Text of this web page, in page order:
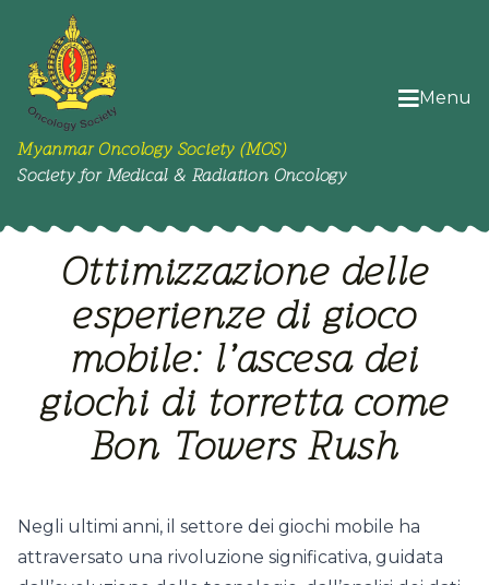
Menu
Myanmar Oncology Society (MOS)
Society for Medical & Radiation Oncology
Ottimizzazione delle
esperienze di gioco
mobile: l’ascesa dei
giochi di torretta come
Bon Towers Rush
Negli ultimi anni, il settore dei giochi mobile ha
attraversato una rivoluzione significativa, guidata